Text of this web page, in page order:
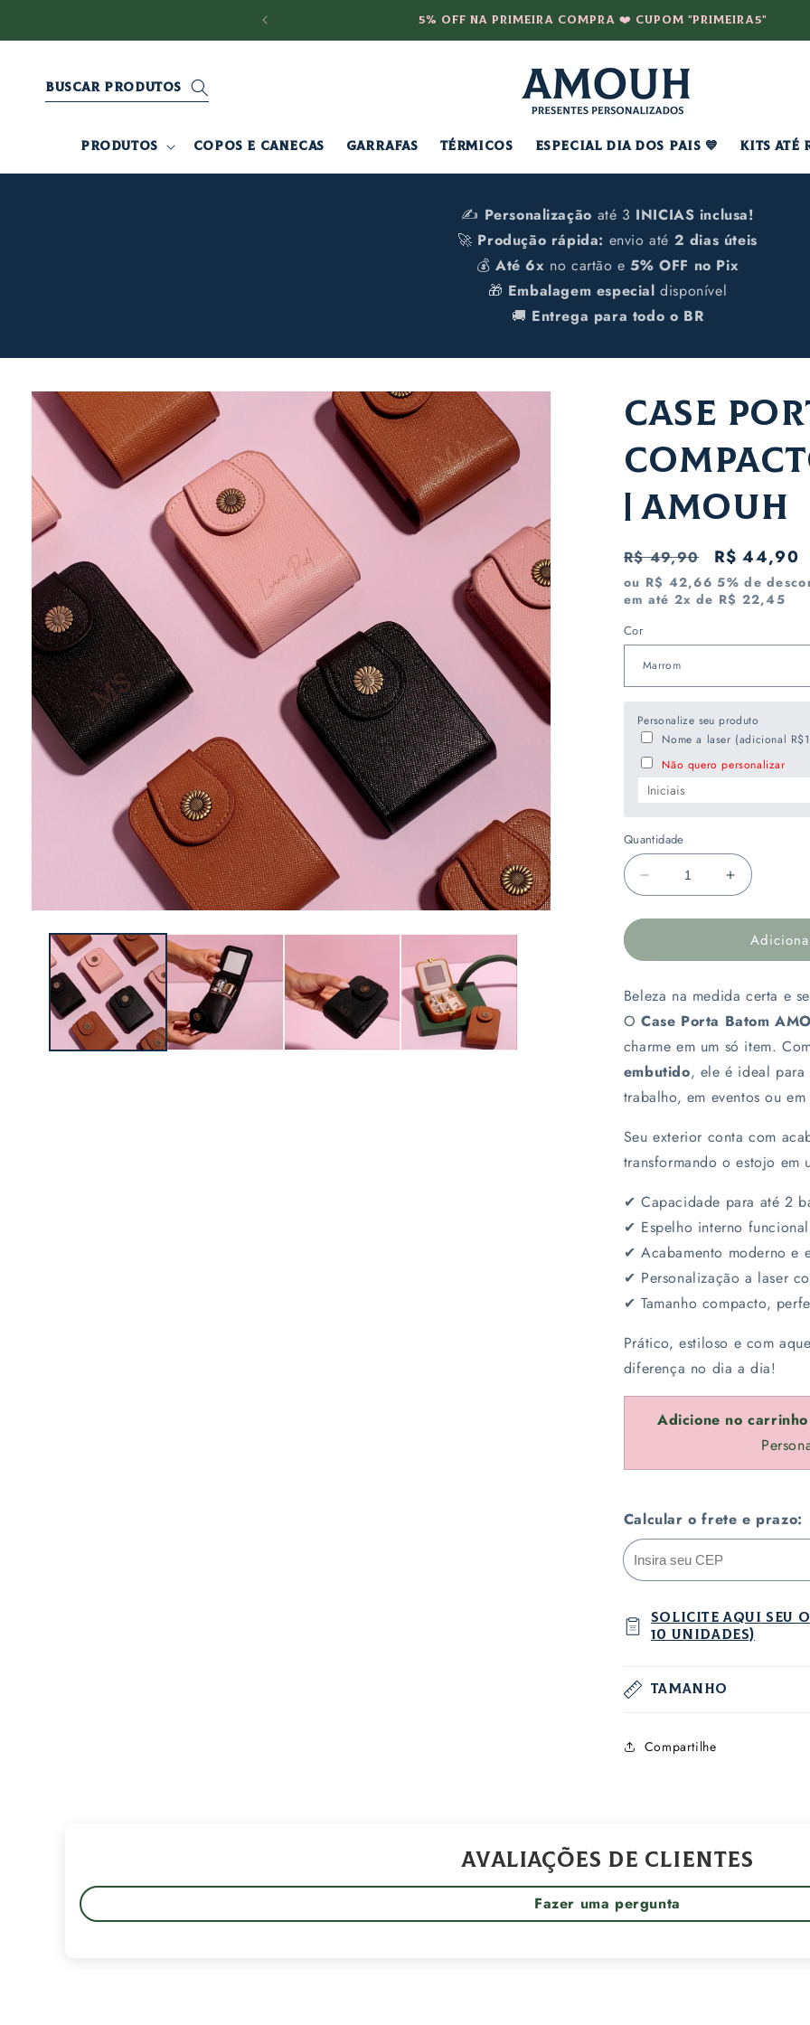
conteúdo
OFF na PRIMEIRA COMPRA ❤️ cupom "PRIMEIRA5" Frete Grátis para TODO
Buscar produtos
PRODUTOS COPOS E CANECAS GARRAFAS TÉRMICOS ESPECIAL DIA DOS PAIS 💙 KITS ATÉ
✍️ Personalização até 3 INICIAS inclusa!
🚀 Produção rápida: envio até 2 dias úteis
💰 Até 6x no cartão e5% OFF no Pix
🎁 Embalagem especialdisponível
🚚 Entrega para todo o BR
Pular para
as
informações
do produto
Case
| AMOUH
Preço
normal
R$ 49,90
Preço
R$ 44,90
ou R$ 42,66 5% de
em até 2x de R$ 22,45
Cor
Personalize seu produto
Nome a laser (adicional
Não quero personalizar
Quantidade
Diminuir
a
quantidade
Case
Batom
Compacto
|
AMOUH
Aumentar
a
quantidade
Case
Batom
Compacto
|
AMOUH
Beleza na medida certa e
O Case Porta Batom
charme em um só item.
embutido, ele é ideal
trabalho, em eventos ou
Seu exterior conta com
transformando o estojo em
✔ Capacidade para até 2
✔ Espelho interno funcional
✔ Acabamento moderno e
✔ Personalização a laser
✔ Tamanho compacto,
Prático, estiloso e com
diferença no dia a dia!
Adicione no
Calcular o frete e prazo:
solicite aqui seu
10 unidades)
Tamanho
Compartilhe
Avaliações de Clientes
Fazer uma pergunta